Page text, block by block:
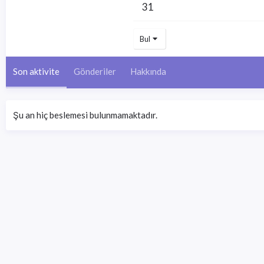
31
Bul
Son aktivite Gönderiler Hakkında
Şu an hiç beslemesi bulunmamaktadır.